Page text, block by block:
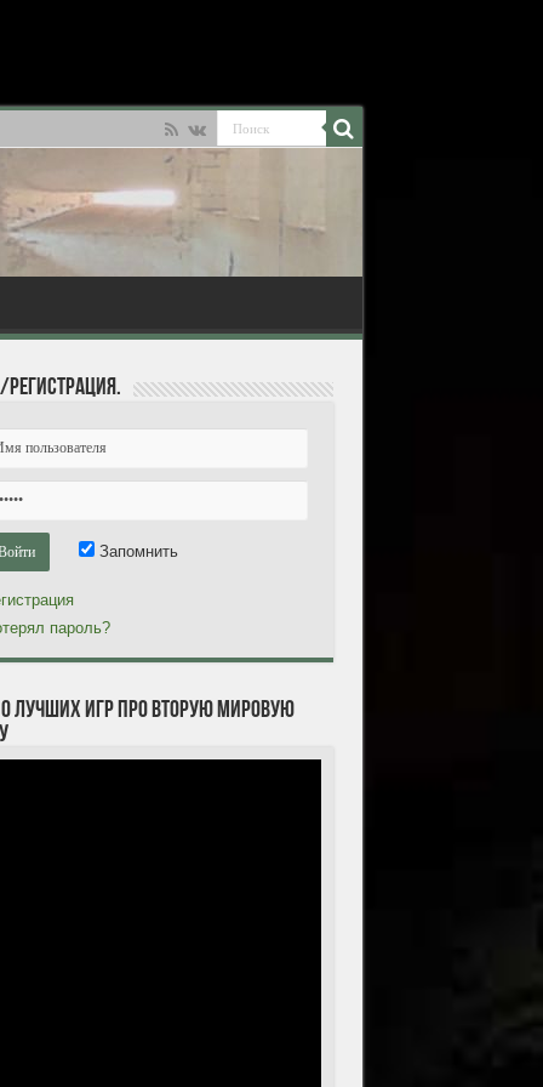
Запомнить
пароль?
лучших игр про Вторую мировую